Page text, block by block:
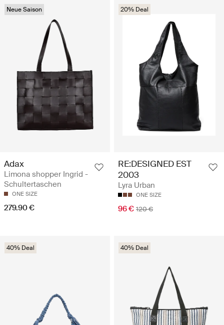
Neue Saison
Adax
Limona shopper Ingrid -
Schultertaschen
ONE SIZE
279.90 €
20% Deal
RE:DESIGNED EST
2003
Lyra Urban
ONE SIZE
96 € 120 €
40% Deal 40% Deal